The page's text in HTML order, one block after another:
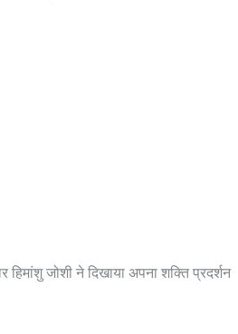
हिमांशु जोशी ने दिखाया अपना शक्ति प्रदर्शन